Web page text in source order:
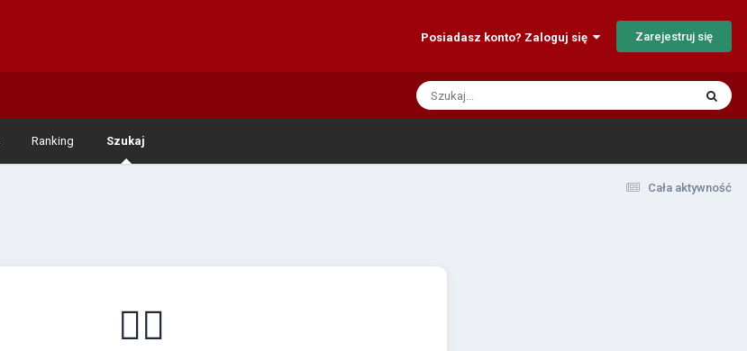
Posiadasz konto? Zaloguj się Zarejestruj się
Ranking Szukaj
Cała aktywność
🚴‍♂️